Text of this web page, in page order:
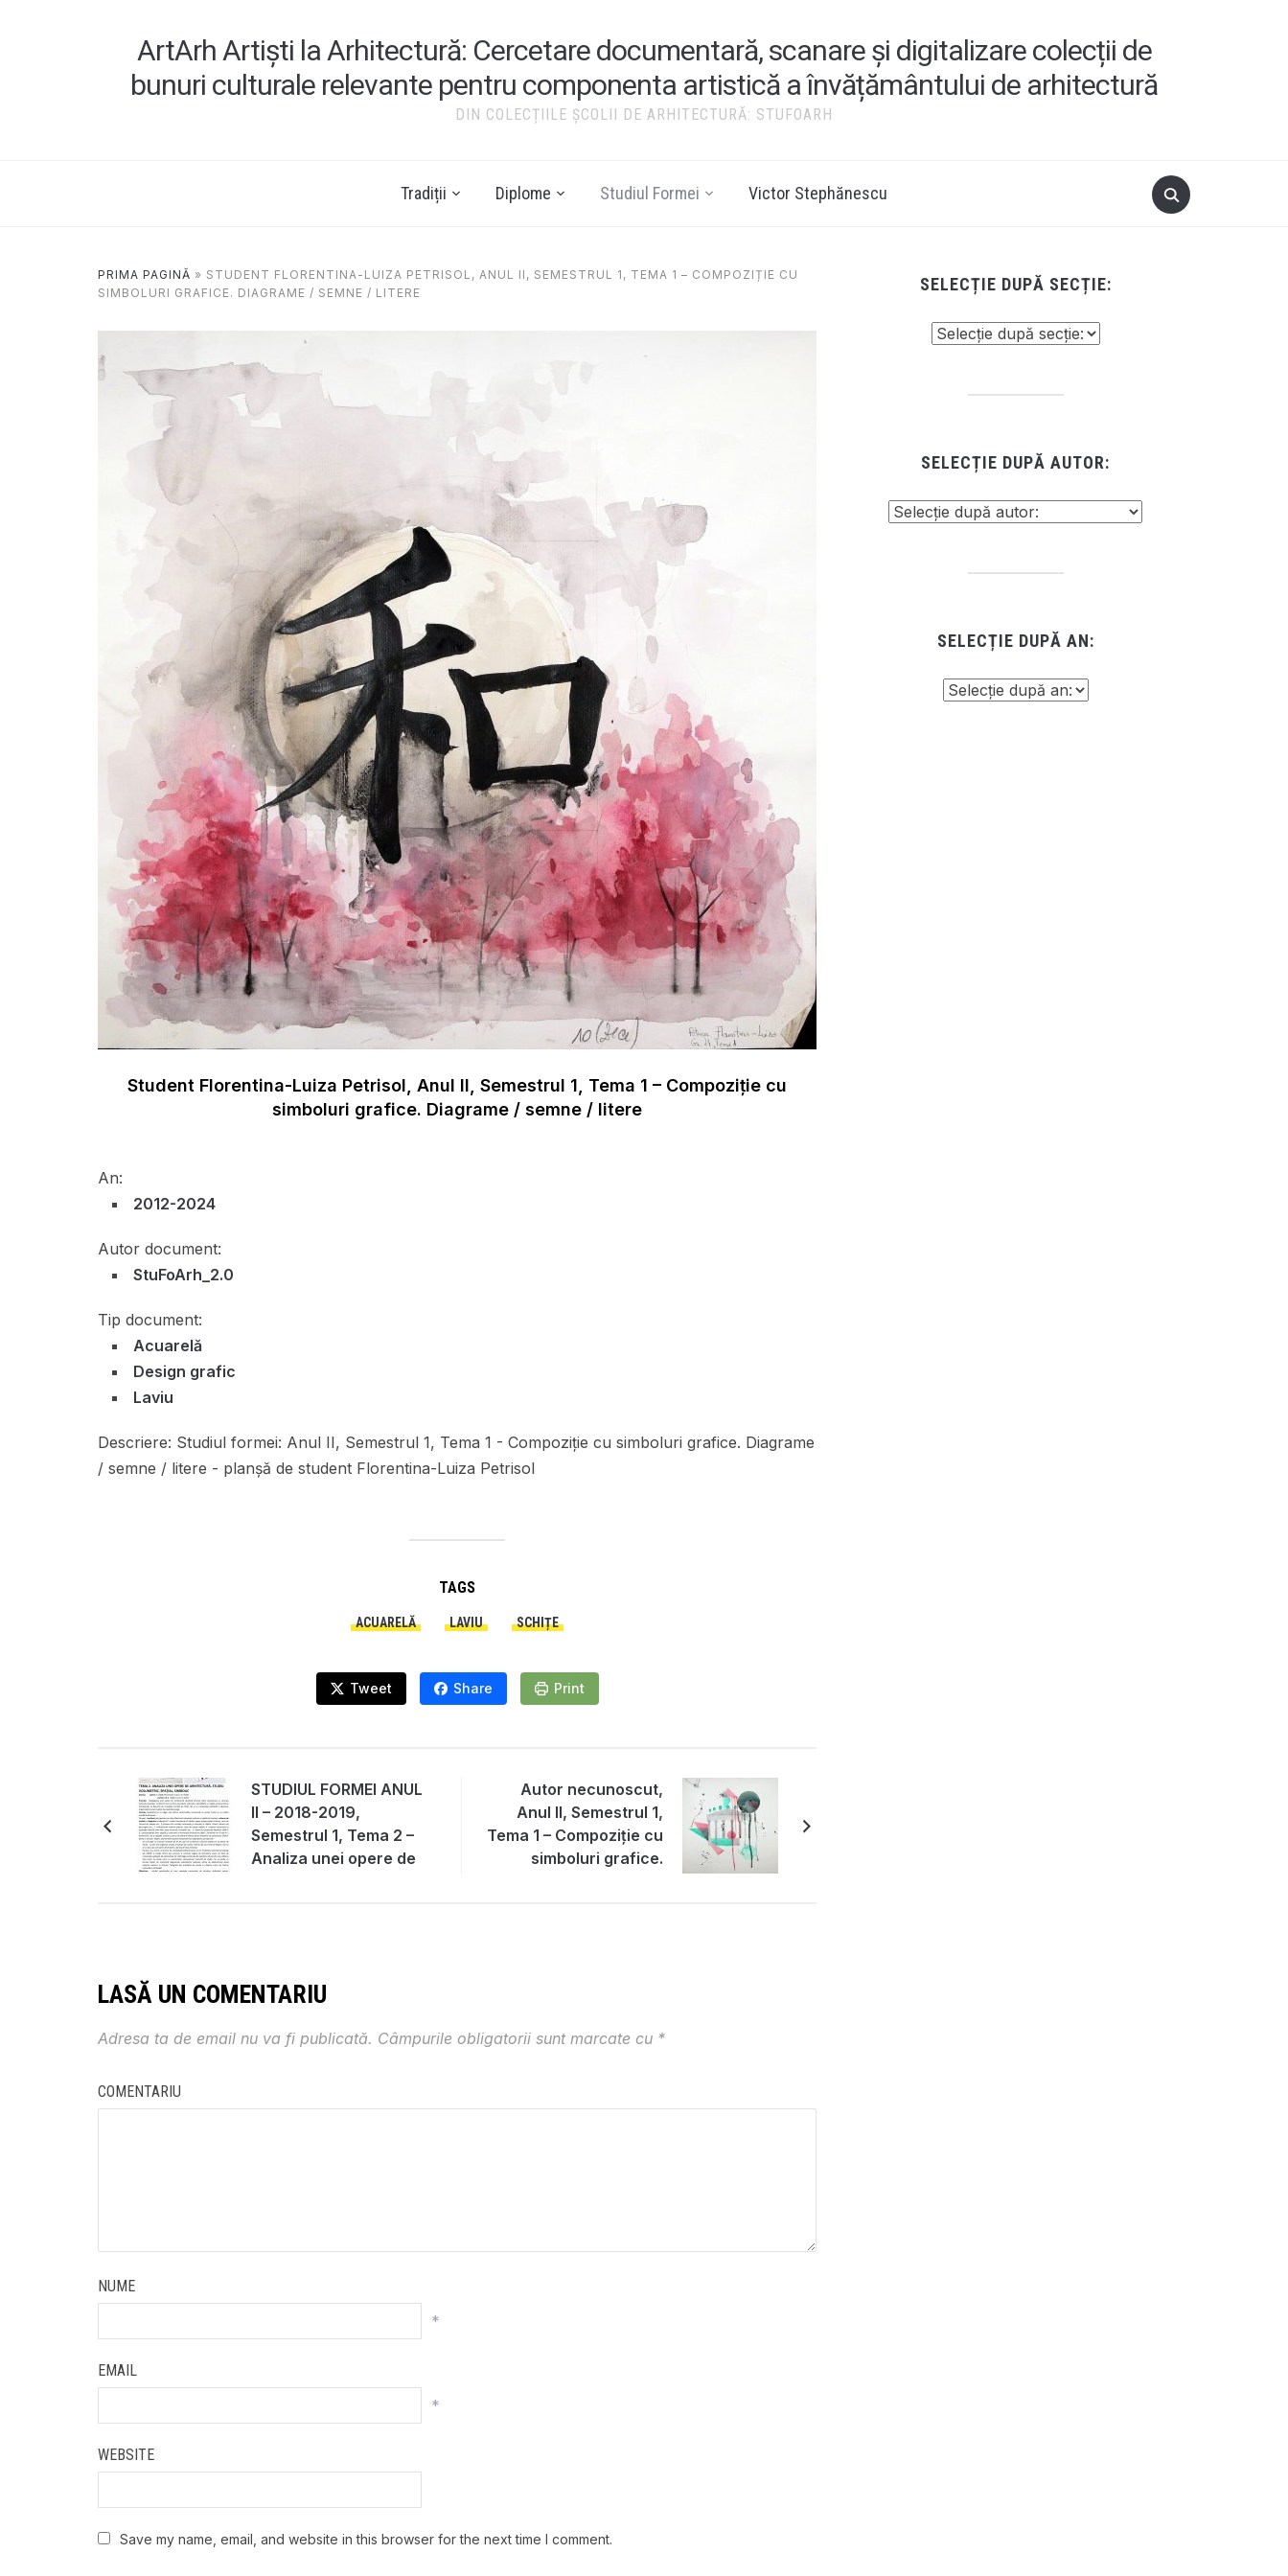
ArtArh Artiști la Arhitectură: Cercetare documentară, scanare și digitalizare colecții de
bunuri culturale relevante pentru componenta artistică a învățământului de arhitectură
DIN COLECȚIILE ȘCOLII DE ARHITECTURĂ: STUFOARH
Tradiții Diplome Studiul Formei Victor Stephănescu
PRIMA PAGINĂ » STUDENT FLORENTINA-LUIZA PETRISOL, ANUL II, SEMESTRUL 1, TEMA 1 – COMPOZIȚIE CU
SIMBOLURI GRAFICE. DIAGRAME / SEMNE / LITERE
Student Florentina-Luiza Petrisol, Anul II, Semestrul 1, Tema 1 – Compoziție cu
simboluri grafice. Diagrame / semne / litere
An:
2012-2024
Autor document:
StuFoArh_2.0
Tip document:
Acuarelă
Design grafic
Laviu
Descriere: Studiul formei: Anul II, Semestrul 1, Tema 1 - Compoziție cu simboluri grafice. Diagrame
/ semne / litere - planșă de student Florentina-Luiza Petrisol
TAGS
ACUARELĂ LAVIU SCHIȚE
Tweet Share Print
STUDIUL FORMEI ANUL
II – 2018-2019,
Semestrul 1, Tema 2 –
Analiza unei opere de
Autor necunoscut,
Anul II, Semestrul 1,
Tema 1 – Compoziție cu
simboluri grafice.
LASĂ UN COMENTARIU
Adresa ta de email nu va fi publicată. Câmpurile obligatorii sunt marcate cu *
COMENTARIU
NUME
*
EMAIL
*
WEBSITE
Save my name, email, and website in this browser for the next time I comment.
SELECȚIE DUPĂ SECȚIE:
SELECȚIE DUPĂ AUTOR:
SELECȚIE DUPĂ AN: